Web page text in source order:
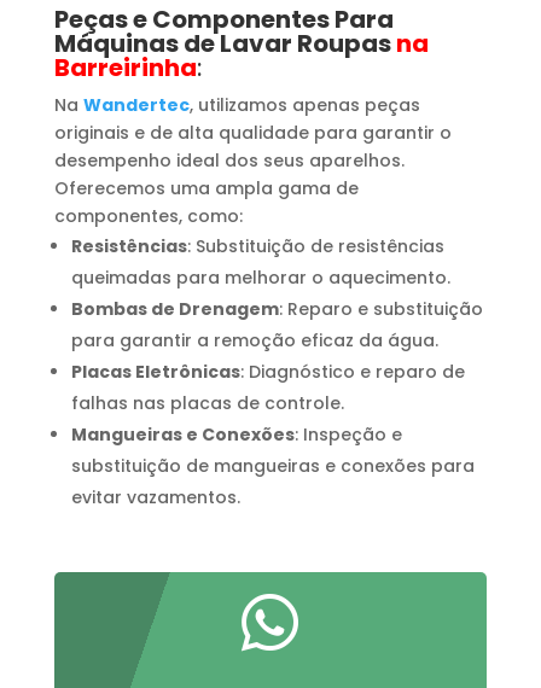
Peças e Componentes Para
Máquinas de Lavar Roupasna
Barreirinha:
Na Wandertec, utilizamos apenas peças
originais e de alta qualidade para garantir o
desempenho ideal dos seus aparelhos.
Oferecemos uma ampla gama de
componentes, como:
Resistências: Substituição de resistências
queimadas para melhorar o aquecimento.
Bombas de Drenagem: Reparo e substituição
para garantir a remoção eficaz da água.
Placas Eletrônicas: Diagnóstico e reparo de
falhas nas placas de controle.
Mangueiras e Conexões: Inspeção e
substituição de mangueiras e conexões para
evitar vazamentos.
